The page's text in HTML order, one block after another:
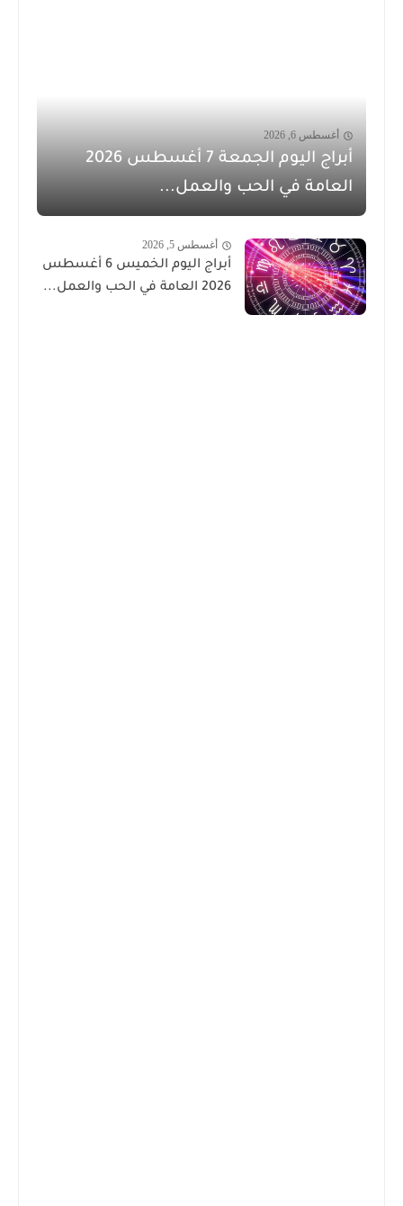
أغسطس 6, 2026
أبراج اليوم الجمعة 7 أغسطس 2026
العامة في الحب والعمل...
أغسطس 5, 2026
أبراج اليوم الخميس 6 أغسطس
2026 العامة في الحب والعمل...